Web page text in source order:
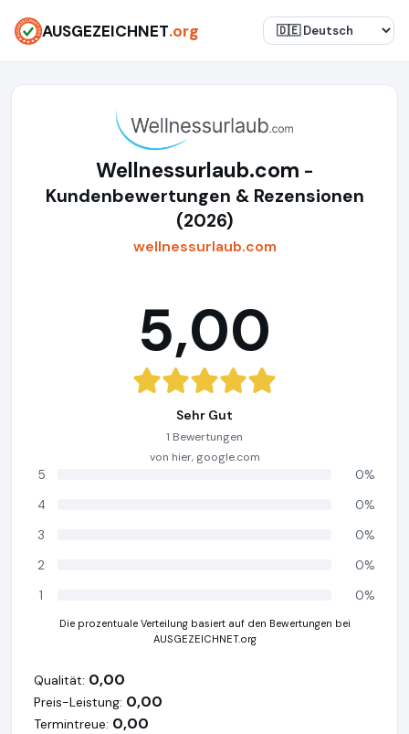
AUSGEZEICHNET.org
Wellnessurlaub.com -
Kundenbewertungen & Rezensionen
(2026)
wellnessurlaub.com
5,00
Sehr Gut
1 Bewertungen
von hier, google.com
5
0%
4
0%
3
0%
2
0%
1
0%
Die prozentuale Verteilung basiert auf den Bewertungen bei
AUSGEZEICHNET.org
Qualität: 0,00
Preis-Leistung: 0,00
Termintreue: 0,00